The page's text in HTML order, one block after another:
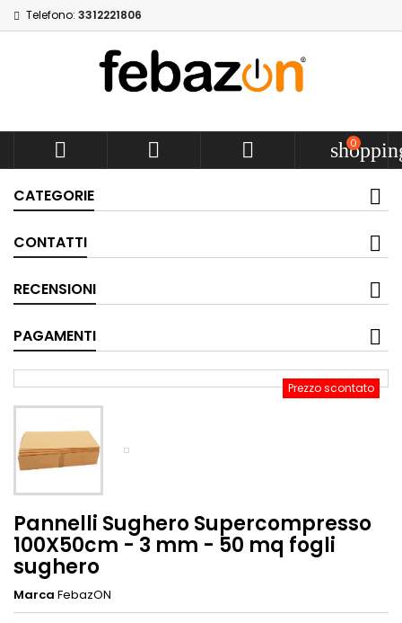
Telefono: 3312221806
   0
CATEGORIE
CONTATTI
RECENSIONI
PAGAMENTI
Prezzo scontato
Pannelli Sughero Supercompresso
100X50cm - 3 mm - 50 mq fogli
sughero
Marca FebazON